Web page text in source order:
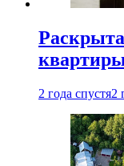
2 года спустя2